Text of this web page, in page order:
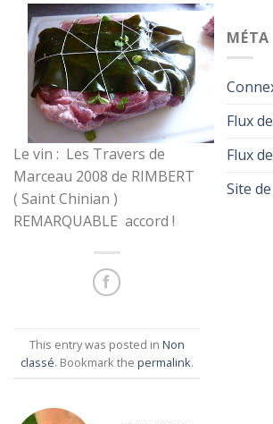
Le vin : Les Travers de
Marceau 2008 de RIMBERT
( Saint Chinian )
REMARQUABLE accord !
This entry was posted in Non
classé. Bookmark the permalink.
MÉTA
Flux
Flux
Site